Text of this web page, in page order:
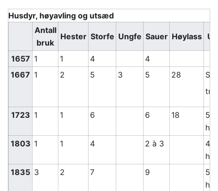
Husdyr, høyavling og utsæd
Antall
bruk
Hester Storfe Ungfe Sauer Høylass
1657 1 1 4
4
1667 1 2 5 3 5 28
1723 1 1 6 6 18
5 t
1803 1 1 4 2 à 3
4 t
1835 3 2 7 9
5 t